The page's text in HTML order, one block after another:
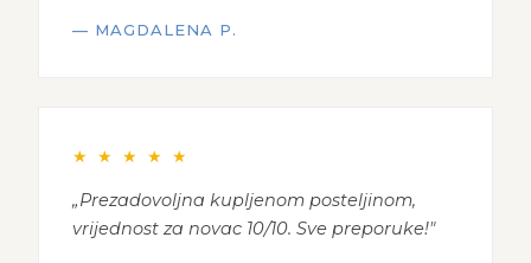
— MAGDALENA P.
★ ★ ★ ★ ★
„Prezadovoljna kupljenom posteljinom,
vrijednost za novac 10/10. Sve preporuke!"